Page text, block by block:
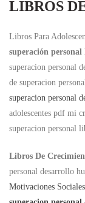
LIBROS
Libros Para
superación personal
superacion personal
de superacion
superacion personal
adolescentes pdf mi
superacion personal
Libros De
personal desarrollo
Motivaciones